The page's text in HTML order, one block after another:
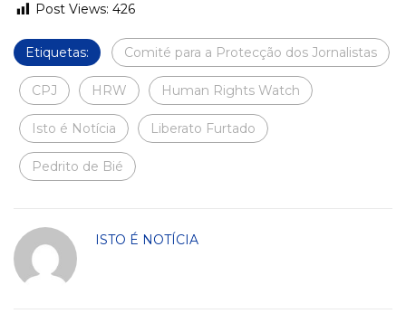
Post Views: 426
Etiquetas: Comité para a Protecção dos Jornalistas
CPJ HRW Human Rights Watch
Isto é Notícia Liberato Furtado
Pedrito de Bié
ISTO É NOTÍCIA